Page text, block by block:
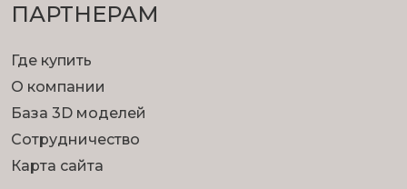
ПАРТНЕРАМ
Где купить
О компании
База 3D моделей
Сотрудничество
Карта сайта